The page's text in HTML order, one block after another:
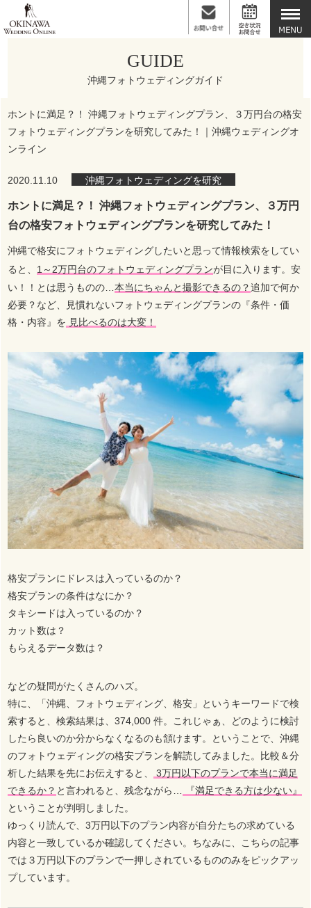
GUIDE
沖縄フォトウェディングガイド
ホントに満足？！ 沖縄フォトウェディングプラン、３万円台の格安
フォトウェディングプランを研究してみた！｜沖縄ウェディングオ
ンライン
2020.11.10 沖縄フォトウェディングを研究
ホントに満足？！ 沖縄フォトウェディングプラン、３万円
台の格安フォトウェディングプランを研究してみた！
沖縄で格安にフォトウェディングしたいと思って情報検索をしてい
ると、 1～2万円台のフォトウェディングプランが目に入ります。安
い！！とは思うものの…本当にちゃんと撮影できるの？追加で何か
必要？など、見慣れないフォトウェディングプランの『条件・価
格・内容』を 見比べるのは大変！
格安プランにドレスは入っているのか？
格安プランの条件はなにか？
タキシードは入っているのか？
カット数は？
もらえるデータ数は？
などの疑問がたくさんのハズ。
特に、「沖縄、フォトウェディング、格安」というキーワードで検
索すると、検索結果は、374,000 件。これじゃぁ、どのように検討
したら良いのか分からなくなるのも頷けます。ということで、沖縄
のフォトウェディングの格安プランを解読してみました。比較＆分
析した結果を先にお伝えすると、
3万円以下のプランで本当に満足
できるか？ と言われると、残念ながら…
『満足できる方は少ない』
ということが判明しました。
ゆっくり読んで、3万円以下のプラン内容が自分たちの求めている
内容と一致しているか確認してください。ちなみに、こちらの記事
では３万円以下のプランで一押しされているもののみをピックアッ
プしています。